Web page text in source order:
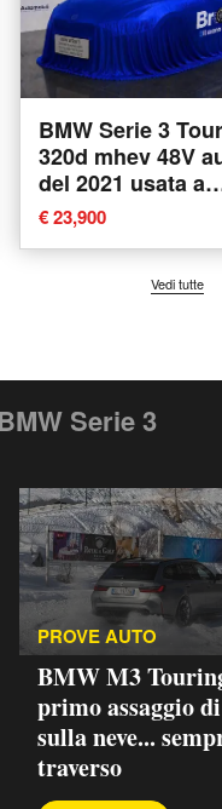
BMW Serie 3
320d mhev 48V auto
del 2021 usata a
Casalmaggiore
€ 23,900
Vedi tutte
Serie 3
PROVE AUTO
BMW M3
primo assaggio
sulla neve...
traverso